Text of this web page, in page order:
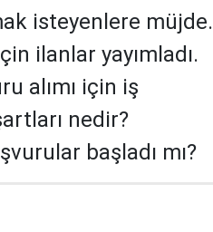
isteyenlere müjde.
ilanlar yayımladı.
alımı için iş
nedir?
başladı mı?